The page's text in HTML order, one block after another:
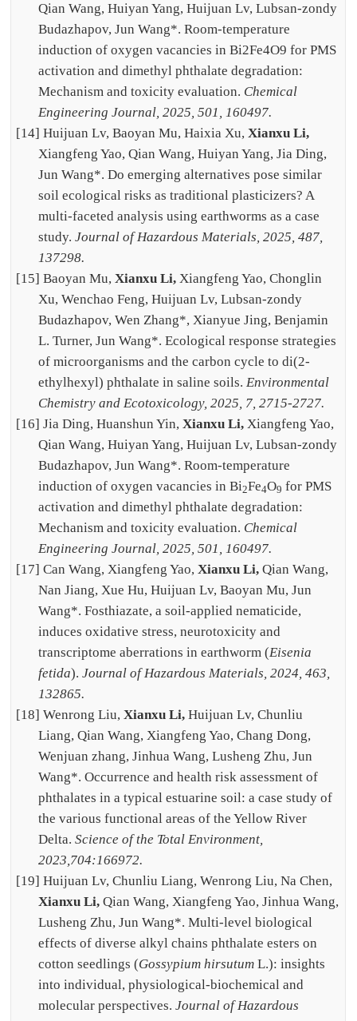
Qian Wang, Huiyan Yang, Huijuan Lv, Lubsan-zondy
Budazhapov, Jun Wang*. Room-temperature
induction of oxygen vacancies in Bi2Fe4O9 for PMS
activation and dimethyl phthalate degradation:
Mechanism and toxicity evaluation. Chemical
Engineering Journal, 2025, 501, 160497.
[14] Huijuan Lv, Baoyan Mu, Haixia Xu,Xianxu Li,
Xiangfeng Yao, Qian Wang, Huiyan Yang, Jia Ding,
Jun Wang*. Do emerging alternatives pose similar
soil ecological risks as traditional plasticizers? A
multi-faceted analysis using earthworms as a case
study.Journal of Hazardous Materials, 2025, 487,
137298.
[15] Baoyan Mu,Xianxu Li, Xiangfeng Yao, Chonglin
Xu, Wenchao Feng, Huijuan Lv, Lubsan-zondy
Budazhapov, Wen Zhang*, Xianyue Jing, Benjamin
L. Turner, Jun Wang*. Ecological response strategies
of microorganisms and the carbon cycle to di(2-
ethylhexyl) phthalate in saline soils.Environmental
Chemistry and Ecotoxicology, 2025, 7, 2715-2727.
[16] Jia Ding, Huanshun Yin,Xianxu Li,Xiangfeng Yao,
Qian Wang, Huiyan Yang, Huijuan Lv, Lubsan-zondy
Budazhapov, Jun Wang*. Room-temperature
induction of oxygen vacancies in Bi2Fe4O9 for PMS
activation and dimethyl phthalate degradation:
Mechanism and toxicity evaluation. Chemical
Engineering Journal, 2025, 501, 160497.
[17] Can Wang, Xiangfeng Yao,Xianxu Li, Qian Wang,
Nan Jiang, Xue Hu, Huijuan Lv, Baoyan Mu, Jun
Wang*. Fosthiazate, a soil-applied nematicide,
induces oxidative stress, neurotoxicity and
transcriptome aberrations in earthworm (Eisenia
fetida).Journal of Hazardous Materials, 2024, 463,
132865.
[18] Wenrong Liu,Xianxu Li, Huijuan Lv, Chunliu
Liang, Qian Wang, Xiangfeng Yao, Chang Dong,
Wenjuan zhang, Jinhua Wang, Lusheng Zhu, Jun
Wang*. Occurrence and health risk assessment of
phthalates in a typical estuarine soil: a case study of
the various functional areas of the Yellow River
Delta.Science of the Total Environment,
2023,704:166972.
[19] Huijuan Lv, Chunliu Liang, Wenrong Liu, Na Chen,
Xianxu Li,Qian Wang, Xiangfeng Yao, Jinhua Wang,
Lusheng Zhu, Jun Wang*. Multi-level biological
effects of diverse alkyl chains phthalate esters on
cotton seedlings (Gossypium hirsutumL.): insights
into individual, physiological-biochemical and
molecular perspectives.Journal of Hazardous